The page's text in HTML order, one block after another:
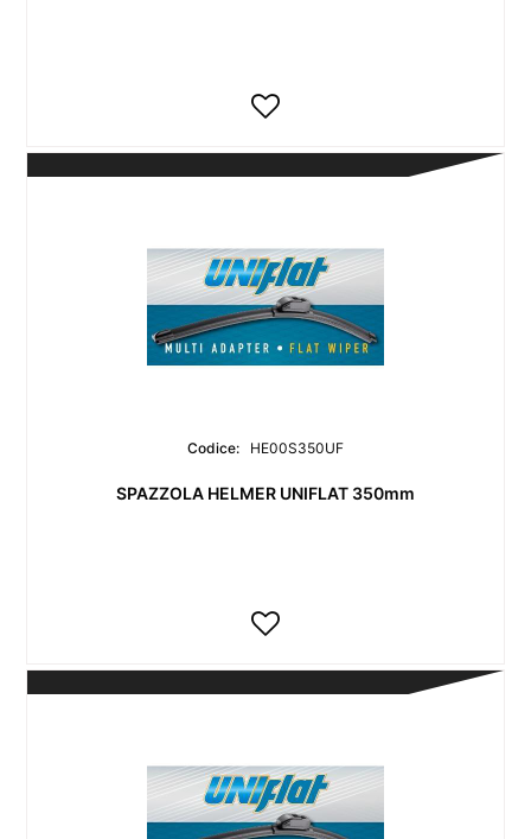
Codice: HE00S350UF
SPAZZOLA HELMER UNIFLAT 350mm